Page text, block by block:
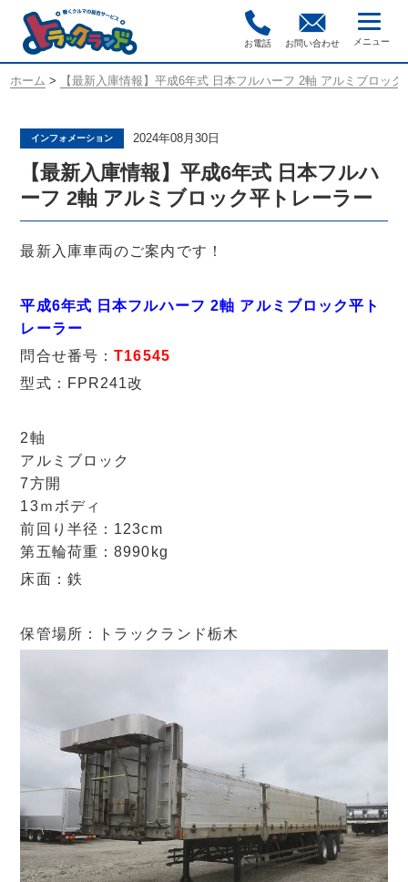
お電話 お問い合わせ
ホーム > 【最新入庫情報】平成6年式 日本フルハーフ 2軸 アルミブロッ
インフォメーション 2024年08月30日
【最新入庫情報】平成6年式 日本フルハ
ーフ 2軸 アルミブロック平トレーラー
最新入庫車両のご案内です！
平成6年式 日本フルハーフ 2軸 アルミブロック平ト
レーラー
問合せ番号：T16545
型式：FPR241改
2軸
アルミブロック
7方開
13ｍボディ
前回り半径：123cm
第五輪荷重：8990kg
床面：鉄
保管場所：トラックランド栃木